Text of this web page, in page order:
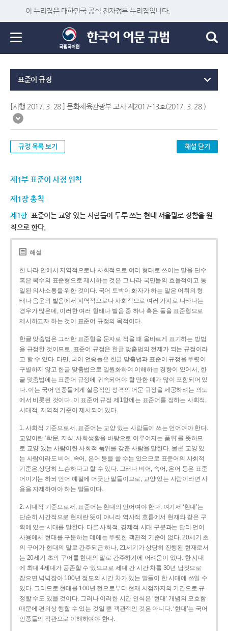
이 누리집은 대한민국 공식 전자정부 누리집입니다.
표준어 규정
[시행 2017. 3. 28.] 문화체육관광부 고시 제2017-13호(2017. 3. 28.)
규정 목록 보기 해설 닫기
제1부 표준어 사정 원칙
제1장 총칙
제1항 표준어는 교양 있는 사람들이 두루 쓰는 현대 서울말로 정함을 원
칙으로 한다.
해설
한 나라 안에서 지역적으로나 사회적으로 여러 형태로 쓰이는 말을 단수
혹은 복수의 표준형으로 제시하는 것은 그 나라 국민들의 효율적이고 통
일된 의사소통을 위한 것이다. 국어 토박이 화자가 하는 말은 어휘의 형
태나 음운의 발음에서 지역적으로나 사회적으로 여러 가지로 나타나는
경우가 많은데, 이러한 여러 형태나 발음 중 하나 혹은 둘을 표준형으로
제시하고자 하는 것이 표준어 규정의 목적이다.
한글 맞춤법은 그러한 표준형을 문자로 적을 때 올바르게 표기하는 방법
을 규정한 것이므로, 표준어 규정은 한글 맞춤법의 전제가 되는 규정이라
고 할 수 있다. 다만, 국어 언중들은 한글 맞춤법과 표준어 규정을 뚜렷이
구별하지 않고 한글 맞춤법으로 일원화하여 이해하는 경향이 있어서, 한
글 맞춤법에는 표준어 규정에 귀속되어야 할 만한 예가 많이 포함되어 있
다. 이는 국어 언중들에게 실용적인 성격의 어문 규정을 제공하려는 의도
에서 비롯된 것이다. 이 표준어 규정 제1항에는 표준어를 정하는 사회적,
시대적, 지역적 기준이 제시되어 있다.
1. 사회적 기준으로서, 표준어는 교양 있는 사람들이 쓰는 언어여야 한다.
교양이란 ‘학문, 지식, 사회생활을 바탕으로 이루어지는 품위’를 뜻하므
로 교양 있는 사람이란 사회적 품위를 갖춘 사람을 말한다. 물론 교양 있
는 사람이라도 비어, 속어, 은어 등을 쓸 수는 있으므로 표준어의 사회적
기준은 상당히 느슨하다고 할 수 있다. 그러나 비어, 속어, 은어 등은 표준
어이기는 하되 언어 예절에 어긋난 말들이므로, 교양 있는 사람이라면 사
용을 자제하여야 하는 말들이다.
2. 시대적 기준으로서, 표준어는 현대의 언어여야 한다. 여기서 ‘현대’는
단순히 시간적으로 현재란 뜻이 아니라 역사적 흐름에서 현재와 같은 구
획에 있는 시대를 말한다. 다른 사회적, 경제적 시대 구분과는 달리 언어
사용에서 현대를 구분하는 데에는 뚜렷한 객관적 기준이 없다. 20세기 초
의 구어가 현대의 말로 간주되곤 하나, 21세기가 상당히 진행된 현재로서
는 20세기 초의 구어를 현대의 말로 간주하기에 어려움이 있다. 한 시대
에 최대 4세대가 공존할 수 있으므로 세대 간 시간 차를 30년 남짓으로
잡으면 넉넉잡아 100년 정도의 시간 차가 있는 말들이 한 시대에 쓰일 수
있다. 그러므로 현대를 100년 전으로부터 현재 시점까지의 기간으로 규
정할 수도 있을 것이다. 그러나 이러한 시간 인식은 ‘현대’ 개념의 모호함
때문에 편의상 행할 수 있는 것일 뿐 객관적인 것은 아니다. ‘현대’는 국어
언중들의 직관으로 이해하여야 한다.